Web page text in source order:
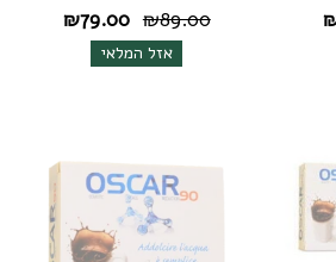
₪89.00
המחיר
המקורי
היה:
₪79.00
אזל המלאי